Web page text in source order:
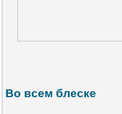
Во всем блеске